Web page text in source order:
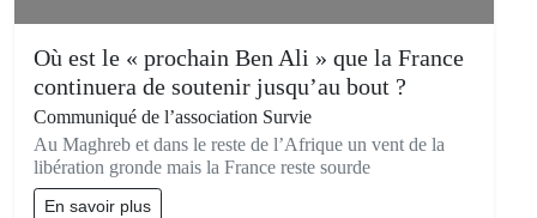
Où est le « prochain Ben Ali » que la France
continuera de soutenir jusqu’au bout ?
Communiqué de l’association Survie
Au Maghreb et dans le reste de l’Afrique un vent de la
libération gronde mais la France reste sourde
En savoir plus